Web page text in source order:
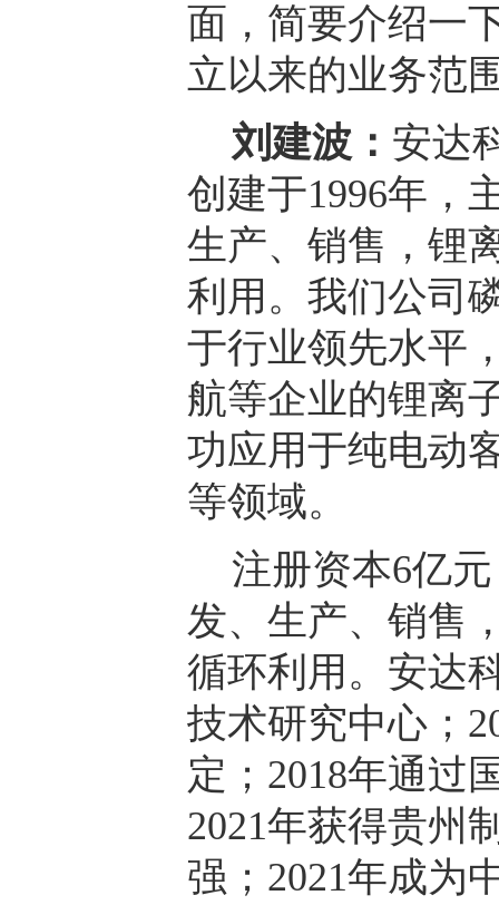
面，简要介绍一
立以来的业务范
刘建波： 安达
创建于1996年，
生产、销售，锂
利用。我们公司
于行业领先水平
航等企业的锂离
功应用于纯电动
等领域。
注册资本6亿
发、生产、销售
循环利用。安达
技术研究中心；
定；2018年通过
2021年获得贵州
强；2021年成为